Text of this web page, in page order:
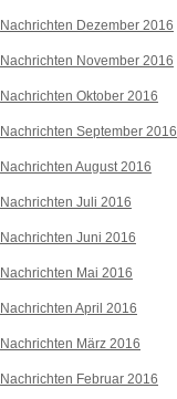
Nachrichten Dezember 2016
Nachrichten November 2016
Nachrichten Oktober 2016
Nachrichten September 2016
Nachrichten August 2016
Nachrichten Juli 2016
Nachrichten Juni 2016
Nachrichten Mai 2016
Nachrichten April 2016
Nachrichten März 2016
Nachrichten Februar 2016